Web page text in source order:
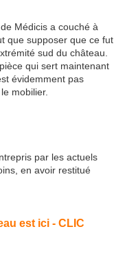
Médicis a couché à
que supposer que ce fut
sud du château.
qui sert maintenant
évidemment pas
mobilier.
par les actuels
en avoir restitué
est ici - CLIC